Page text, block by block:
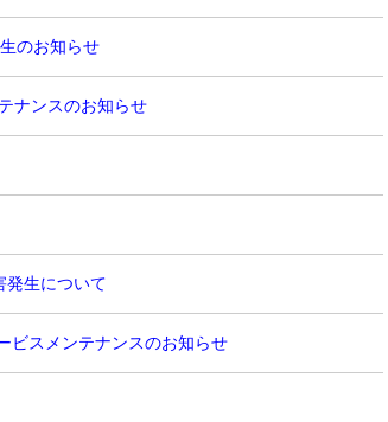
のお知らせ
ナンスのお知らせ
発生について
ビスメンテナンスのお知らせ